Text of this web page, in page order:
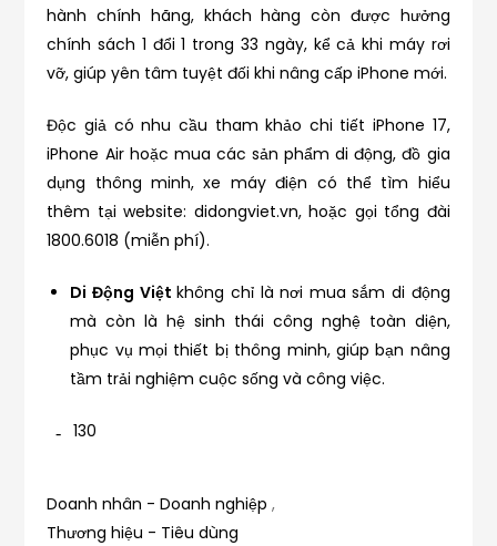
hành chính hãng, khách hàng còn được hưởng
chính sách 1 đổi 1 trong 33 ngày, kể cả khi máy rơi
vỡ, giúp yên tâm tuyệt đối khi nâng cấp iPhone mới.
Độc giả có nhu cầu tham khảo chi tiết iPhone 17,
iPhone Air hoặc mua các sản phẩm di động, đồ gia
dụng thông minh, xe máy điện có thể tìm hiểu
thêm tại website: didongviet.vn, hoặc gọi tổng đài
1800.6018 (miễn phí).
Di Động Việtkhông chỉ là nơi mua sắm di động
mà còn là hệ sinh thái công nghệ toàn diện,
phục vụ mọi thiết bị thông minh, giúp bạn nâng
tầm trải nghiệm cuộc sống và công việc.
130
Doanh nhân - Doanh nghiệp ,
Thương hiệu - Tiêu dùng